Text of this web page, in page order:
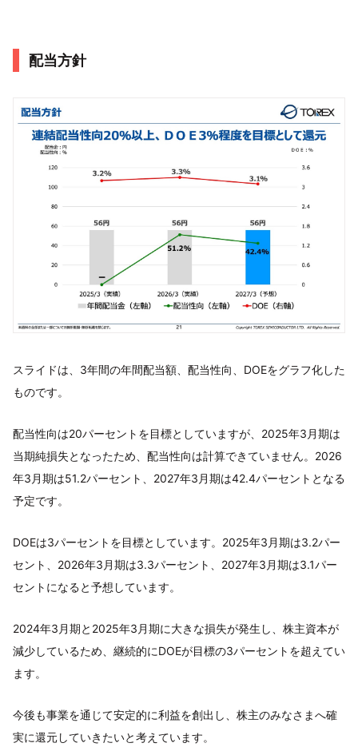
配当方針
スライドは、3年間の年間配当額、配当性向、DOEをグラフ化した
ものです。
配当性向は20パーセントを目標としていますが、2025年3月期は
当期純損失となったため、配当性向は計算できていません。2026
年3月期は51.2パーセント、2027年3月期は42.4パーセントとなる
予定です。
DOEは3パーセントを目標としています。2025年3月期は3.2パー
セント、2026年3月期は3.3パーセント、2027年3月期は3.1パー
セントになると予想しています。
2024年3月期と2025年3月期に大きな損失が発生し、株主資本が
減少しているため、継続的にDOEが目標の3パーセントを超えてい
ます。
今後も事業を通じて安定的に利益を創出し、株主のみなさまへ確
実に還元していきたいと考えています。